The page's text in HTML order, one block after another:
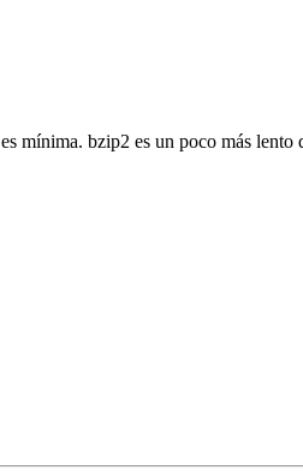
mínima. bzip2 es un poco más lento